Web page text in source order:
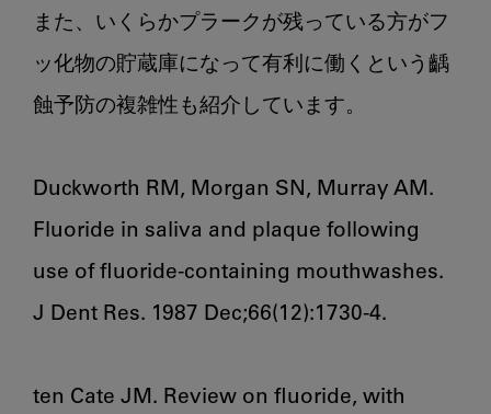
また、いくらかプラークが残っている方がフ
ッ化物の貯蔵庫になって有利に働くという齲
蝕予防の複雑性も紹介しています。
Duckworth RM, Morgan SN, Murray AM.
Fluoride in saliva and plaque following
use of fluoride-containing mouthwashes.
J Dent Res. 1987 Dec;66(12):1730-4.
ten Cate JM. Review on fluoride, with